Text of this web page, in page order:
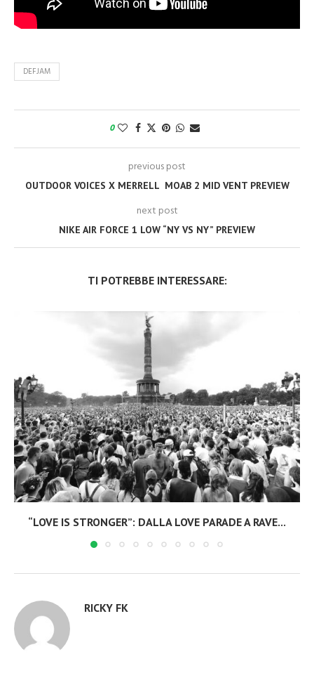
DEFJAM
0
previous post
OUTDOOR VOICES X MERRELL MOAB 2 MID VENT PREVIEW
next post
NIKE AIR FORCE 1 LOW “NY VS NY” PREVIEW
TI POTREBBE INTERESSARE:
“LOVE IS STRONGER”: DALLA LOVE PARADE A RAVE...
RICKY FK